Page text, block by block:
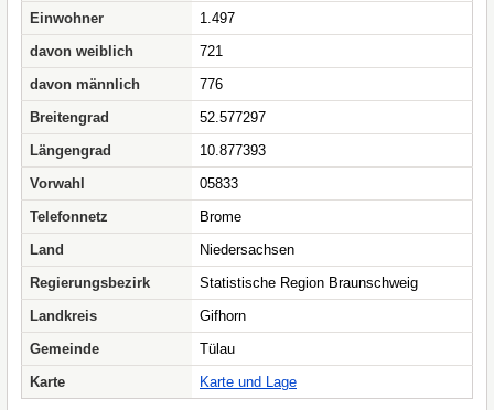
Einwohner
1.497
davon weiblich
721
davon männlich
776
Breitengrad
52.577297
Längengrad
10.877393
Vorwahl
05833
Telefonnetz
Brome
Land
Niedersachsen
Regierungsbezirk
Statistische Region Braunschweig
Landkreis
Gifhorn
Gemeinde
Tülau
Karte
Karte und Lage